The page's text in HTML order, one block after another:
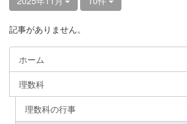
記事がありません。
ホーム
理数科
理数科の行事